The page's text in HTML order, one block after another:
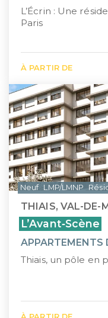
L’Écrin : Une
Paris
À PARTIR DE
THIAIS, VAL-DE-
L’Avant‑Scène
APPARTEMENTS
Thiais, un pôle en
Neuf LMP/LMNP